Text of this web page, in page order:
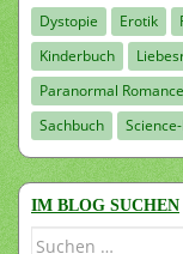
Dystopie Erotik
Kinderbuch
Paranormal Romance
Sachbuch
IM BLOG SUCHEN
Suchen